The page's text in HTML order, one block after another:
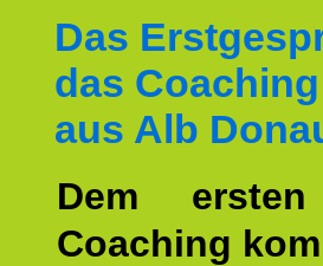
Das
das
aus Alb
Dem
Coaching